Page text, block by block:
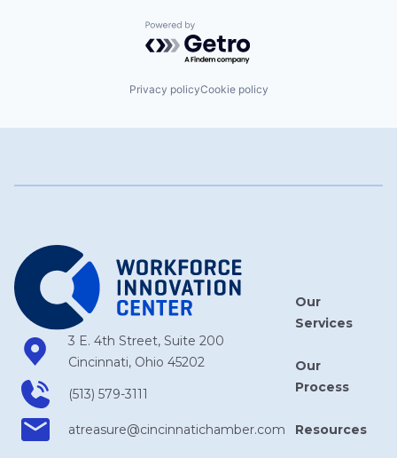
Powered by Getro.com
Privacy policyCookie policy
3 E. 4th Street, Suite 200
Cincinnati, Ohio 45202
(513) 579-3111
atreasure​@cincinnatichamber​.com
Our
Services
Our
Process
Resources